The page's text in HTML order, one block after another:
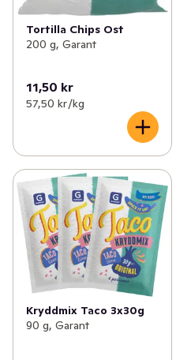
Tortilla Chips Ost
200 g, Garant
11,50 kr
57,50 kr /kg
Kryddmix Taco 3x30g
90 g, Garant